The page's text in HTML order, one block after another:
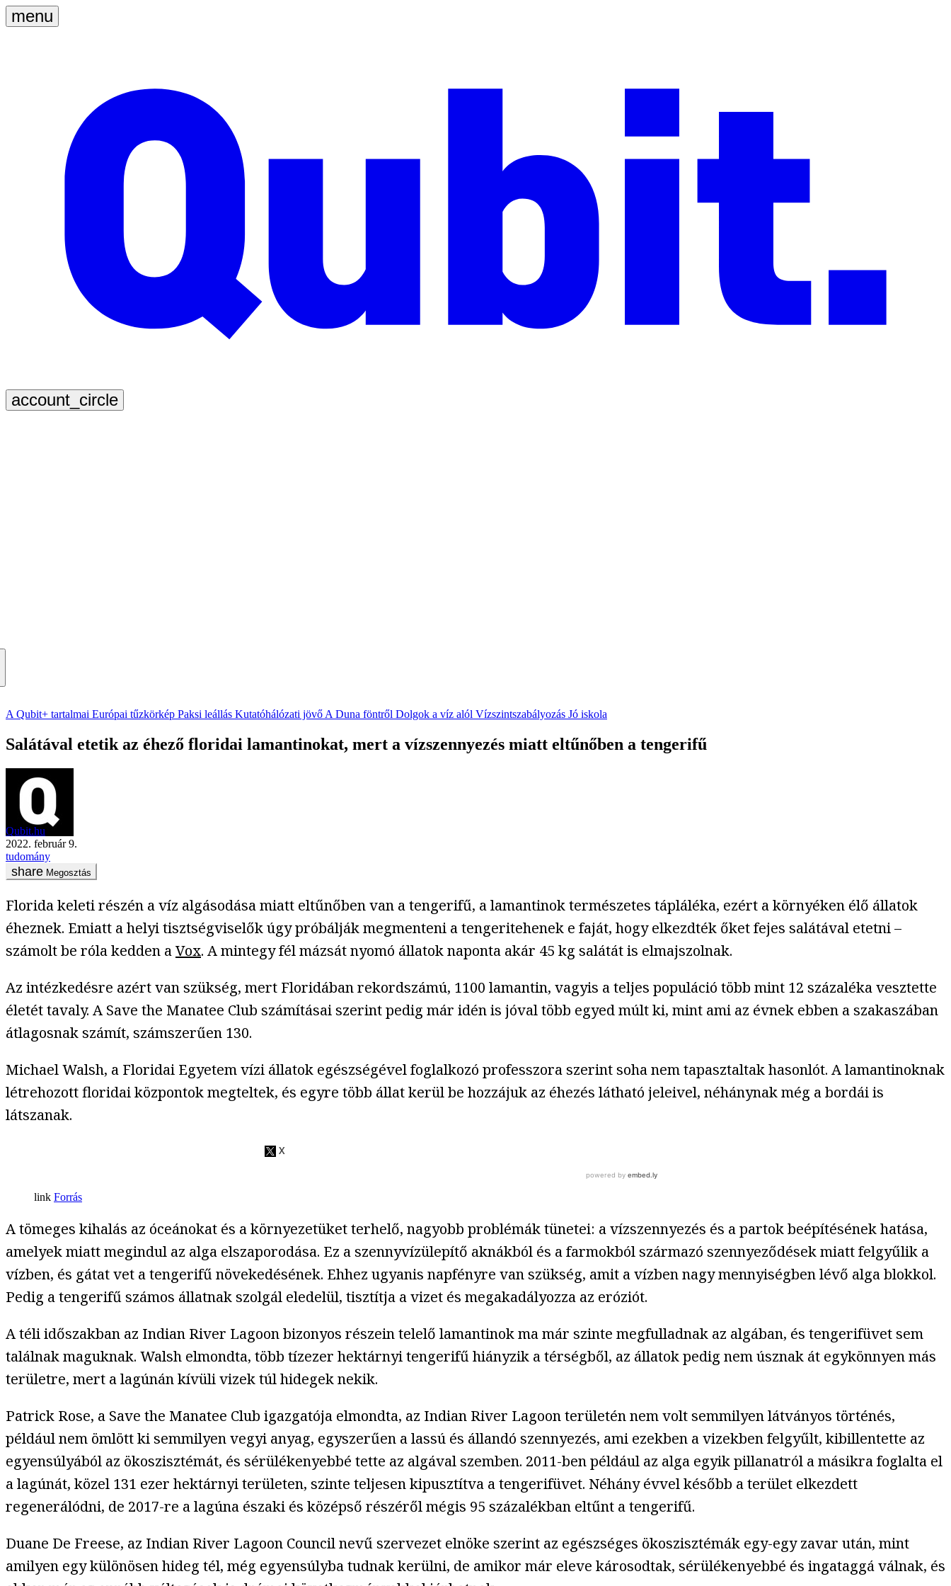
A Qubit+ tartalmai Európai tűzkörkép Paksi leállás Kutatóhálózati jövő A Duna föntről Dolgok a víz alól Vízszintszabályozás Jó iskola
Salátával etetik az éhező floridai lamantinokat, mert a vízszennyezés miatt eltűnőben a tengerifű
Qubit.hu
2022. február 9.
tudomány
Megosztás
Florida keleti részén a víz algásodása miatt eltűnőben van a tengerifű, a lamantinok természetes tápláléka, ezért a környéken élő állatok
éheznek. Emiatt a helyi tisztségviselők úgy próbálják megmenteni a tengeritehenek e faját, hogy elkezdték őket fejes salátával etetni –
számolt be róla kedden aVox. A mintegy fél mázsát nyomó állatok naponta akár 45 kg salátát is elmajszolnak.
Az intézkedésre azért van szükség, mert Floridában rekordszámú, 1100 lamantin, vagyis a teljes populáció több mint 12 százaléka vesztette
életét tavaly. A Save the Manatee Club számításai szerint pedig már idén is jóval több egyed múlt ki, mint ami az évnek ebben a szakaszában
átlagosnak számít, számszerűen 130.
Michael Walsh, a Floridai Egyetem vízi állatok egészségével foglalkozó professzora szerint soha nem tapasztaltak hasonlót. A lamantinoknak
létrehozott floridai központok megteltek, és egyre több állat kerül be hozzájuk az éhezés látható jeleivel, néhánynak még a bordái is
látszanak.
Forrás
A tömeges kihalás az óceánokat és a környezetüket terhelő, nagyobb problémák tünetei: a vízszennyezés és a partok beépítésének hatása,
amelyek miatt megindul az alga elszaporodása. Ez a szennyvízülepítő aknákból és a farmokból származó szennyeződések miatt felgyűlik a
vízben, és gátat vet a tengerifű növekedésének. Ehhez ugyanis napfényre van szükség, amit a vízben nagy mennyiségben lévő alga blokkol.
Pedig a tengerifű számos állatnak szolgál eledelül, tisztítja a vizet és megakadályozza az eróziót.
A téli időszakban az Indian River Lagoon bizonyos részein telelő lamantinok ma már szinte megfulladnak az algában, és tengerifüvet sem
találnak maguknak. Walsh elmondta, több tízezer hektárnyi tengerifű hiányzik a térségből, az állatok pedig nem úsznak át egykönnyen más
területre, mert a lagúnán kívüli vizek túl hidegek nekik.
Patrick Rose, a Save the Manatee Club igazgatója elmondta, az Indian River Lagoon területén nem volt semmilyen látványos történés,
például nem ömlött ki semmilyen vegyi anyag, egyszerűen a lassú és állandó szennyezés, ami ezekben a vizekben felgyűlt, kibillentette az
egyensúlyából az ökoszisztémát, és sérülékenyebbé tette az algával szemben. 2011-ben például az alga egyik pillanatról a másikra foglalta el
a lagúnát, közel 131 ezer hektárnyi területen, szinte teljesen kipusztítva a tengerifüvet. Néhány évvel később a terület elkezdett
regenerálódni, de 2017-re a lagúna északi és középső részéről mégis 95 százalékban eltűnt a tengerifű.
Duane De Freese, az Indian River Lagoon Council nevű szervezet elnöke szerint az egészséges ökoszisztémák egy-egy zavar után, mint
amilyen egy különösen hideg tél, még egyensúlyba tudnak kerülni, de amikor már eleve károsodtak, sérülékenyebbé és ingataggá válnak, és